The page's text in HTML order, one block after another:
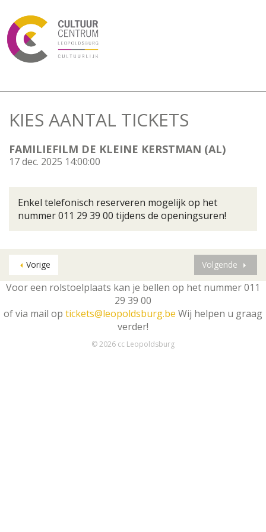
KIES AANTAL TICKETS
FAMILIEFILM DE KLEINE KERSTMAN (AL)
17 dec. 2025 14:00:00
Enkel telefonisch reserveren mogelijk op het
nummer 011 29 39 00 tijdens de openingsuren!
Vorige Volgende
Voor een rolstoelplaats kan je bellen op het nummer 011
29 39 00
of via mail op tickets@leopoldsburg.be Wij helpen u graag
verder!
© 2026 cc Leopoldsburg